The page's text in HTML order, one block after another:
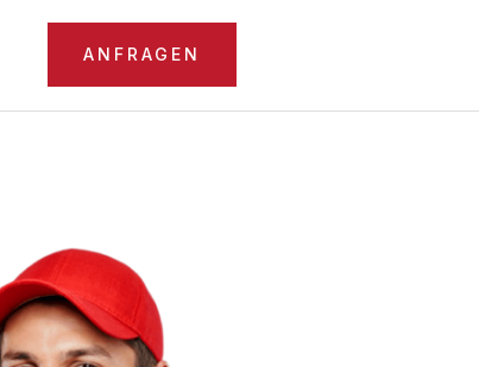
ANFRAGEN